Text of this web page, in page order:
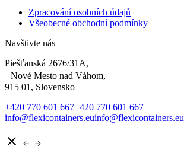
Zpracování osobních údajů
Všeobecné obchodní podmínky
Navštivte nás
Piešťanská 2676/31A,
Nové Mesto nad Váhom,
915 01, Slovensko
+420 770 601 667+420 770 601 667
info@flexicontainers.euinfo@flexicontainers.eu